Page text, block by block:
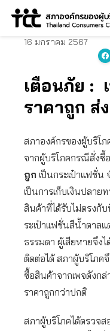
Skip
16 มกราคม 2567
เตือนภัย :
ราคาถูก ส่
สภาองค์กรของผู้บริโภ
จากผู้บริโภคกรณีสั่งซื้
ถูก เป็นกระเป๋าแฟชั่น
เป็นการเก็บเงินปลาย
สินค้าที่ได้รับไม่ตรงกั
ระเป๋าแฟชั่นสีน้ำตาลแ
ธรรมดา ผู้เสียหายจึง
ติดต่อได้ สภาผู้บริโภค
ซื้อสินค้าจากเพจดังก
ราคาถูกกว่าปกติ
สภาผู้บริโภคได้ตรวจส